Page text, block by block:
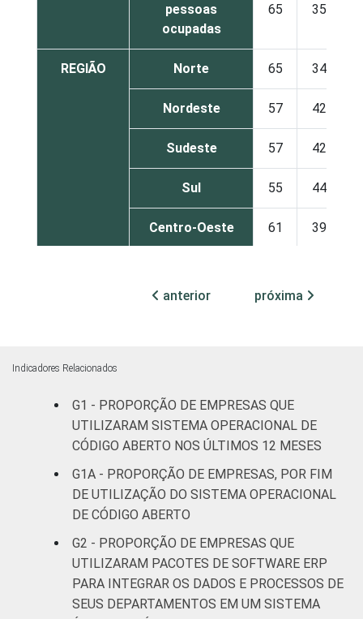
pessoas
ocupadas
65 35
REGIÃO Norte 65 34
Nordeste 57 42
Sudeste 57 42
Sul 55 44
Centro-Oeste 61 39
transformação
veículos
automotores e
motocicletas
61
Transporte,
armazenagem e
comunicações
64 36
Alojamento e
alimentação
60 38
anterior próxima
Indicadores Relacionados
G1 - PROPORÇÃO DE EMPRESAS QUE
UTILIZARAM SISTEMA OPERACIONAL DE
CÓDIGO ABERTO NOS ÚLTIMOS 12 MESES
G1A - PROPORÇÃO DE EMPRESAS, POR FIM
DE UTILIZAÇÃO DO SISTEMA OPERACIONAL
DE CÓDIGO ABERTO
G2 - PROPORÇÃO DE EMPRESAS QUE
UTILIZARAM PACOTES DE SOFTWARE ERP
PARA INTEGRAR OS DADOS E PROCESSOS DE
SEUS DEPARTAMENTOS EM UM SISTEMA